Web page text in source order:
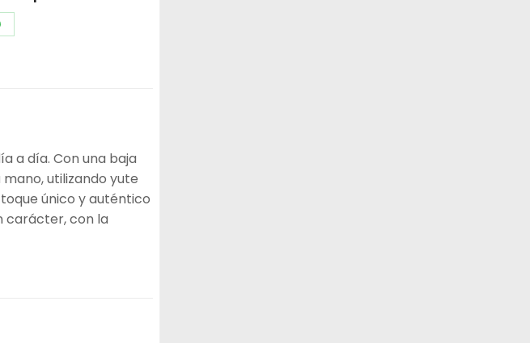
a día. Con una baja
utilizando yute
único y auténtico
carácter, con la